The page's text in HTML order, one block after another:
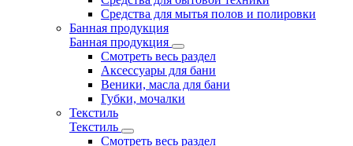
Средства для мытья полов и полировки
Банная продукция
Банная продукция
Смотреть весь раздел
Аксессуары для бани
Веники, масла для бани
Губки, мочалки
Текстиль
Текстиль
Смотреть весь раздел